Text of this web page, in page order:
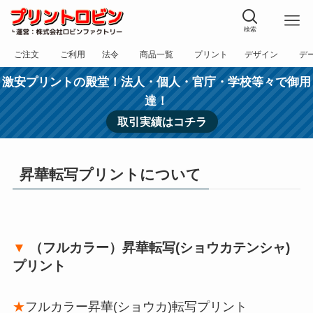
検索
ご注文
フォーム
ご利用
規約
法令
表記
商品一覧
カテゴリー
プリント
方法
デザイン
依頼
デ
入
激安プリントの殿堂！法人・個人・官庁・学校等々で御用
達！
取引実績はコチラ
昇華転写プリントについて
▼
（フルカラー）昇華転写(ショウカテンシャ)
プリント
★フルカラー昇華(ショウカ)転写プリント